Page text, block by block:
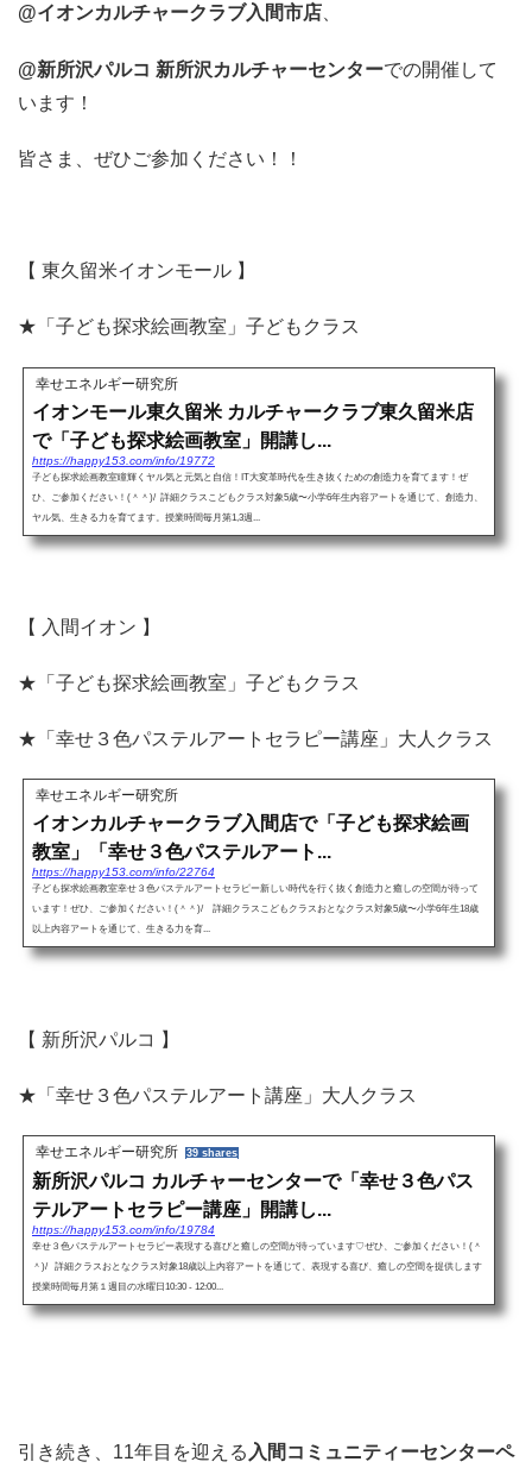
@イオンカルチャークラブ入間市店、
@新所沢パルコ 新所沢カルチャーセンターでの開催して
います！
皆さま、ぜひご参加ください！！
【 東久留米イオンモール 】
★「子ども探求絵画教室」子どもクラス
幸せエネルギー研究所
イオンモール東久留米 カルチャークラブ東久留米店
で「子ども探求絵画教室」開講し...
https://happy153.com/info/19772
子ども探求絵画教室瞳輝くヤル気と元気と自信！IT大変革時代を生き抜くための創造力を育てます！ぜ
ひ、ご参加ください！(＾＾)/ 詳細クラスこどもクラス対象5歳〜小学6年生内容アートを通じて、創造力、
ヤル気、生きる力を育てます。授業時間毎月第1,3週...
【 入間イオン 】
★「子ども探求絵画教室」子どもクラス
★「幸せ３色パステルアートセラピー講座」大人クラス
幸せエネルギー研究所
イオンカルチャークラブ入間店で「子ども探求絵画
教室」「幸せ３色パステルアート...
https://happy153.com/info/22764
子ども探求絵画教室幸せ３色パステルアートセラピー新しい時代を行く抜く創造力と癒しの空間が待って
います！ぜひ、ご参加ください！(＾＾)/ 詳細クラスこどもクラスおとなクラス対象5歳〜小学6年生18歳
以上内容アートを通じて、生きる力を育...
【 新所沢パルコ 】
★「幸せ３色パステルアート講座」大人クラス
幸せエネルギー研究所 39 shares
新所沢パルコ カルチャーセンターで「幸せ３色パス
テルアートセラピー講座」開講し...
https://happy153.com/info/19784
幸せ３色パステルアートセラピー表現する喜びと癒しの空間が待っています♡ぜひ、ご参加ください！(＾
＾)/ 詳細クラスおとなクラス対象18歳以上内容アートを通じて、表現する喜び、癒しの空間を提供します
授業時間毎月第１週目の水曜日10:30 - 12:00...
引き続き、11年目を迎える 入間コミュニティーセンターペ